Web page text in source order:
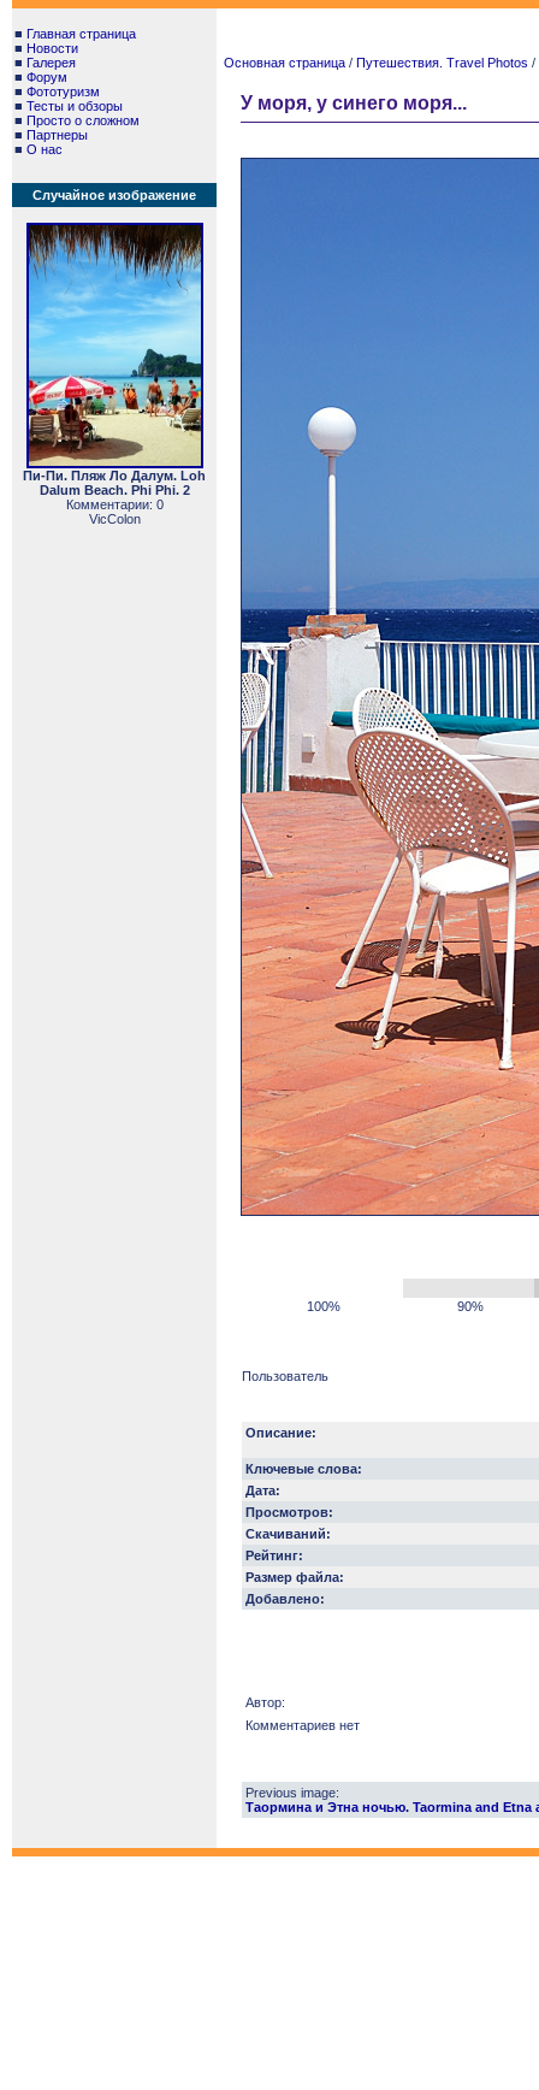
■ Главная страница
■ Новости
■ Галерея
■ Форум
■ Фототуризм
■ Тесты и обзоры
■ Просто о сложном
■ Партнеры
■ О нас
Случайное изображение
Пи-Пи. Пляж Ло Далум. Loh
Dalum Beach. Phi Phi. 2
Комментарии: 0
VicColon
Основная страница / Путешествия. Travel Photos /
У моря, у синего моря...
100% 90%
Пользователь
Описание:
Ключевые слова:
Дата:
Просмотров:
Скачиваний:
Рейтинг:
Размер файла:
Добавлено:
Автор:
Комментариев нет
Previous image:
Таормина и Этна ночью. Taormina and Etna